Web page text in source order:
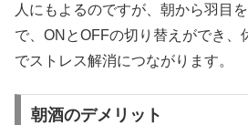
人にもよるのですが、朝から羽目
で、ONとOFFの切り替えができ、
でストレス解消につながります。
朝酒のデメリット